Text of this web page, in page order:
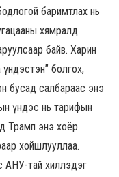
баримтлах нь
хямралд
байв. Харин
болгох,
бусад салбараас энэ
үндэс нь тарифын
Трамп энэ хоёр
хойшлууллаа.
АНУ-тай хиллэдэг